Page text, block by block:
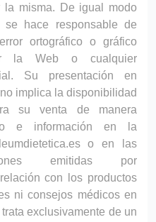
la misma. De igual modo
se hace responsable de
ortográfico o gráfico
la Web o cualquier
Su presentación en
implica la disponibilidad
su venta de manera
e información en la
o en las
emitidas por
con los productos
ni consejos médicos en
exclusivamente de un